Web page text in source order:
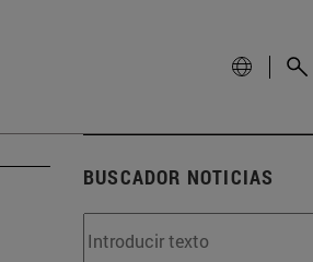
BUSCADOR NOTICIAS